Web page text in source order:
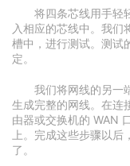
将四条芯线用手轻
入相应的芯线中。我
槽中，进行测试。测试
定。
我们将网线的另一
生成完整的网线。在连
由器或交换机的 WAN
上。完成这些步骤以
了。